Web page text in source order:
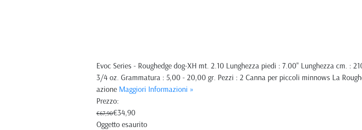
Evoc Series - Roughedge dog-XH mt. 2.10 Lunghezza piedi : 7.00" Lunghezza cm. :
3/4 oz. Grammatura : 5,00 - 20,00 gr. Pezzi : 2 Canna per piccoli minnows La
azione Maggiori Informazioni »
Prezzo:
€67,90€34,90
Oggetto esaurito